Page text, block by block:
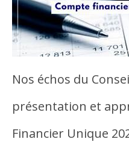
Nos échos du
présentation et
Financier Unique